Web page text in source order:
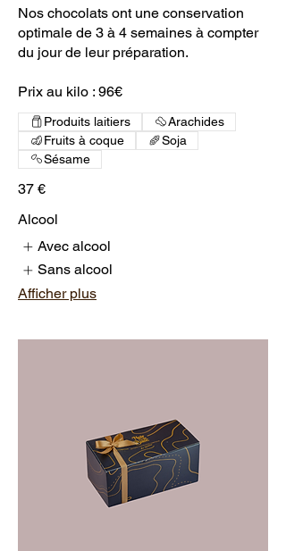
Nos chocolats ont une conservation
optimale de 3 à 4 semaines à compter
du jour de leur préparation.
Prix au kilo : 96€
37 €
Produits laitiers
Arachides
Fruits à coque
Soja
Sésame
Alcool
Avec alcool
Sans alcool
Afficher plus